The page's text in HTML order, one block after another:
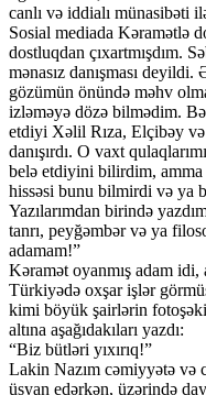
canlı və iddialı münasibəti
Sosial mediada Kəramətlə
dostluqdan çıxartmışdım.
mənasız danışması
gözümün önündə məhv
izləməyə dözə bilmədim.
etdiyi Xəlil Rıza, Elçibəy və
danışırdı. O vaxt
belə etdiyini bilirdim,
hissəsi bunu bilmirdi və ya
Yazılarımdan birində
tanrı, peyğəmbər və ya
adamam!”
Kəramət oyanmış adam
Türkiyədə oxşar işlər
kimi böyük şairlərin
altına aşağıdakıları yazdı:
“Biz bütləri yıxırıq!”
Lakin Nazım cəmiyyətə və
üsyan edərkən, üzərində